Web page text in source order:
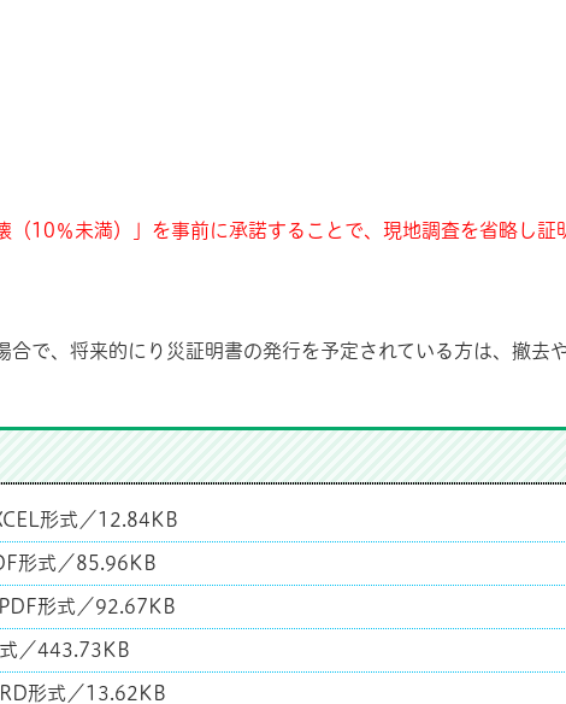
10％未満）」を事前に承諾することで、現地調査を省略し証
で、将来的にり災証明書の発行を予定されている方は、撤去
形式／12.84KB
形式／85.96KB
PDF形式／92.67KB
／443.73KB
形式／13.62KB